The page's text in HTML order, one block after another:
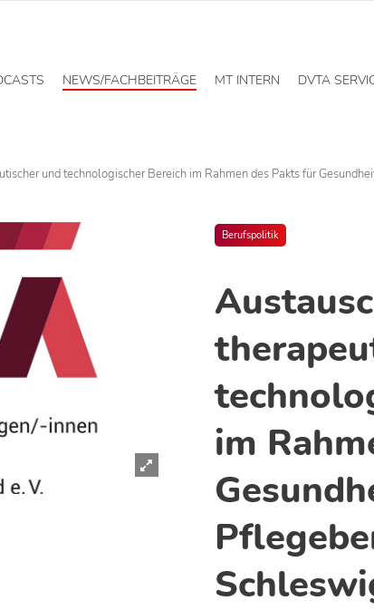
NEWS/FACHBEITRÄGE MT INTERN DVTA
und technologischer Bereich im Rahmen des Pakts für
Berufspolitik
im